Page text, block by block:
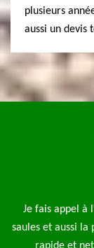
plusieurs
aussi un devis
fait
J'ai fait appel
arbre ils